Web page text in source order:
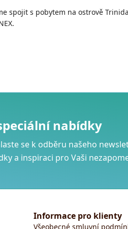
spojit s pobytem na ostrově
nabídky
se k odběru našeho
a inspiraci pro Vaši
Informace pro klienty
Všeobecné smluvní